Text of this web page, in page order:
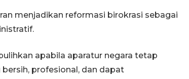
menjadikan reformasi birokrasi sebagai
apabila aparatur negara tetap
profesional, dan dapat